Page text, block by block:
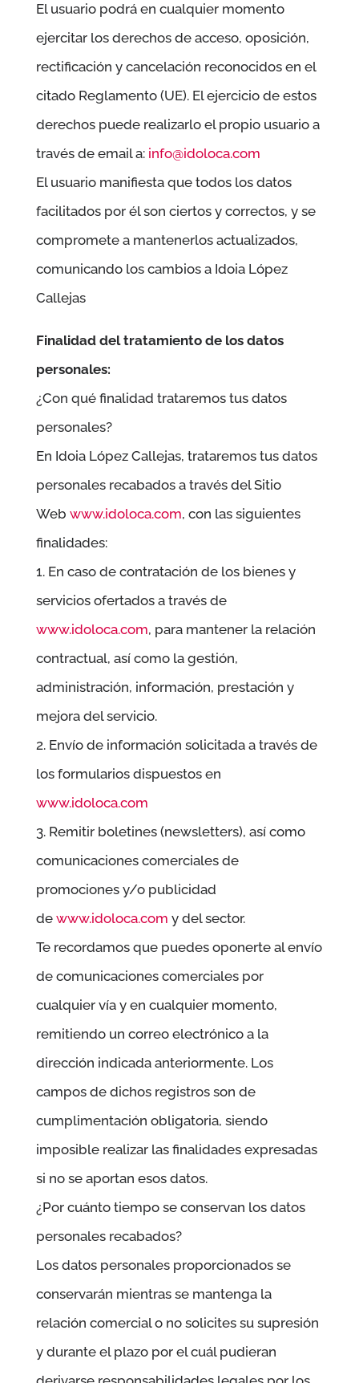
El usuario podrá en cualquier momento
ejercitar los derechos de acceso, oposición,
rectificación y cancelación reconocidos en el
citado Reglamento (UE). El ejercicio de estos
derechos puede realizarlo el propio usuario a
través de email a: info@idoloca.com
El usuario manifiesta que todos los datos
facilitados por él son ciertos y correctos, y se
compromete a mantenerlos actualizados,
comunicando los cambios a Idoia López
Callejas
Finalidad del tratamiento de los datos
personales:
¿Con qué finalidad trataremos tus datos
personales?
En Idoia López Callejas, trataremos tus datos
personales recabados a través del Sitio
Web www.idoloca.com, con las siguientes
finalidades:
1. En caso de contratación de los bienes y
servicios ofertados a través de
www.idoloca.com, para mantener la relación
contractual, así como la gestión,
administración, información, prestación y
mejora del servicio.
2. Envío de información solicitada a través de
los formularios dispuestos en
www.idoloca.com
3. Remitir boletines (newsletters), así como
comunicaciones comerciales de
promociones y/o publicidad
de www.idoloca.com y del sector.
Te recordamos que puedes oponerte al envío
de comunicaciones comerciales por
cualquier vía y en cualquier momento,
remitiendo un correo electrónico a la
dirección indicada anteriormente. Los
campos de dichos registros son de
cumplimentación obligatoria, siendo
imposible realizar las finalidades expresadas
si no se aportan esos datos.
¿Por cuánto tiempo se conservan los datos
personales recabados?
Los datos personales proporcionados se
conservarán mientras se mantenga la
relación comercial o no solicites su supresión
y durante el plazo por el cuál pudieran